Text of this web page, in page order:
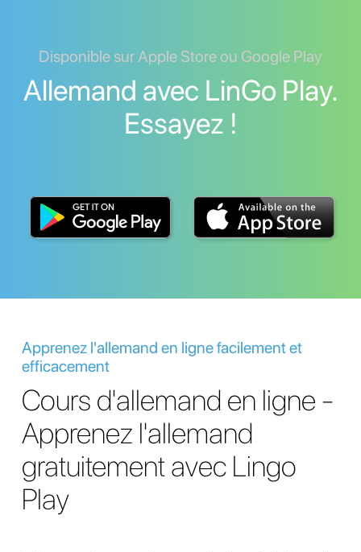
Disponible sur Apple Store ou Google Play
Allemand avec LinGo Play.
Essayez !
Apprenez l'allemand en ligne facilement et
efficacement
Cours d'allemand en ligne -
Apprenez l'allemand
gratuitement avec Lingo
Play